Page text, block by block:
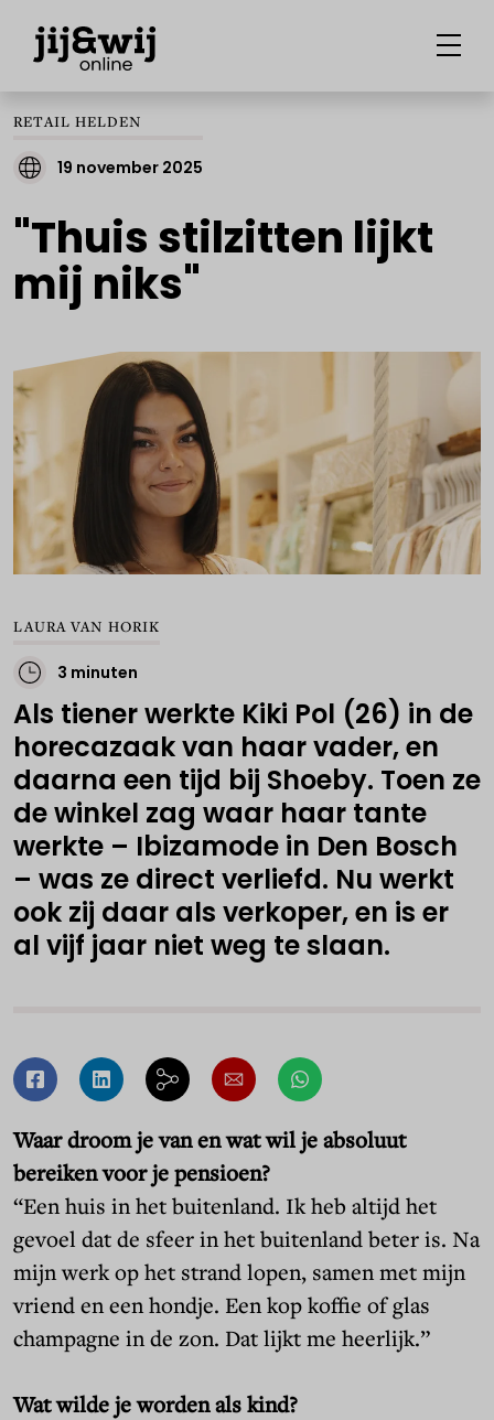
RETAIL HELDEN
19 november 2025
"Thuis stilzitten lijkt
mij niks"
LAURA VAN HORIK
3 minuten
Als tiener werkte Kiki Pol (26) in de
horecazaak van haar vader, en
daarna een tijd bij Shoeby. Toen ze
de winkel zag waar haar tante
werkte – Ibizamode in Den Bosch
– was ze direct verliefd. Nu werkt
ook zij daar als verkoper, en is er
al vijf jaar niet weg te slaan.
Waar droom je van en wat wil je absoluut
bereiken voor je pensioen?
“Een huis in het buitenland. Ik heb altijd het
gevoel dat de sfeer in het buitenland beter is. Na
mijn werk op het strand lopen, samen met mijn
vriend en een hondje. Een kop koffie of glas
champagne in de zon. Dat lijkt me heerlijk.”
Wat wilde je worden als kind?